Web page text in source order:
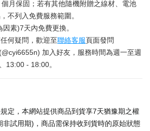
月保固；若有其他隨機附贈之線材、電池
不列入免費服務範圍。
素)7天內免費更換。
何疑問，歡迎至聯絡客服頁面發問
加入好友，服務時間為週一至週
13:00 - 18:00。
定，本網站提供商品到貨享7天猶豫期之權
非試用期)，商品需保持收到貨時的原始狀態